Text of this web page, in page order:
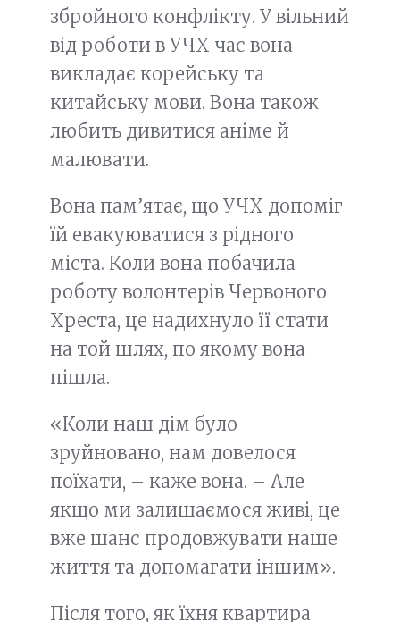
збройного конфлікту. У вільний
від роботи в УЧХ час вона
викладає корейську та
китайську мови. Вона також
любить дивитися аніме й
малювати.
Вона пам’ятає, що УЧХ допоміг
їй евакуюватися з рідного
міста. Коли вона побачила
роботу волонтерів Червоного
Хреста, це надихнуло її стати
на той шлях, по якому вона
пішла.
«Коли наш дім було
зруйновано, нам довелося
поїхати, – каже вона. – Але
якщо ми залишаємося живі, це
вже шанс продовжувати наше
життя та допомагати іншим».
Після того, як їхня квартира